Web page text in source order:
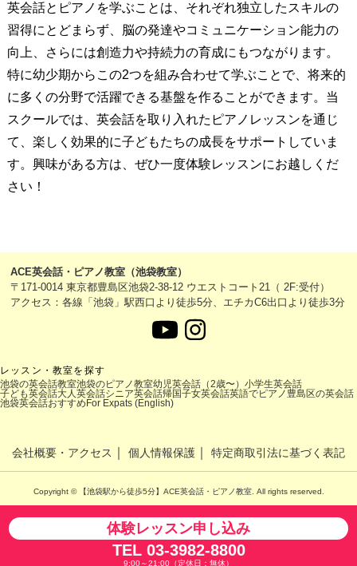
英会話とピアノを学ぶことは、それぞれ独立したスキルの
習得にとどまらず、脳の発達やコミュニケーション能力の
向上、さらには創造力や持続力の育成にもつながります。
特に幼少期からこの2つを組み合わせて学ぶことで、将来的
に多くの分野で活躍できる基盤を作ることができます。当
スクールでは、英会話を取り入れたピアノレッスンを通じ
て、楽しく効果的に子どもたちの成長をサポートしていま
す。興味がある方は、ぜひ一度体験レッスンにお越しくだ
さい！
ACE英会話・ピアノ教室（池袋教室）
〒171-0014 東京都豊島区池袋2-38-12 ウエストコート21（ 2F:受付）
アクセス：各線「池袋」駅西口より徒歩5分、エチカC6出口より徒歩3分
レッスン・教室を探す
池袋の英会話教室池袋のピアノ教室幼児英会話（2歳〜） 小学生英会話
子ども英会話大人英会話シニア英会話帰国子女英会話英語でピアノ 豊島区の英会話
池袋英会話おすすめ For Expats (English)
会社概要・アクセス 個人情報保護 特定商取引法に基づく表記
Copyright © 【池袋駅から徒歩5分】ACE英会話・ピアノ教室. All rights reserved.
体験レッスン申し込み
TEL 03-3982-8800
9:00～21:00（定休日：無休）